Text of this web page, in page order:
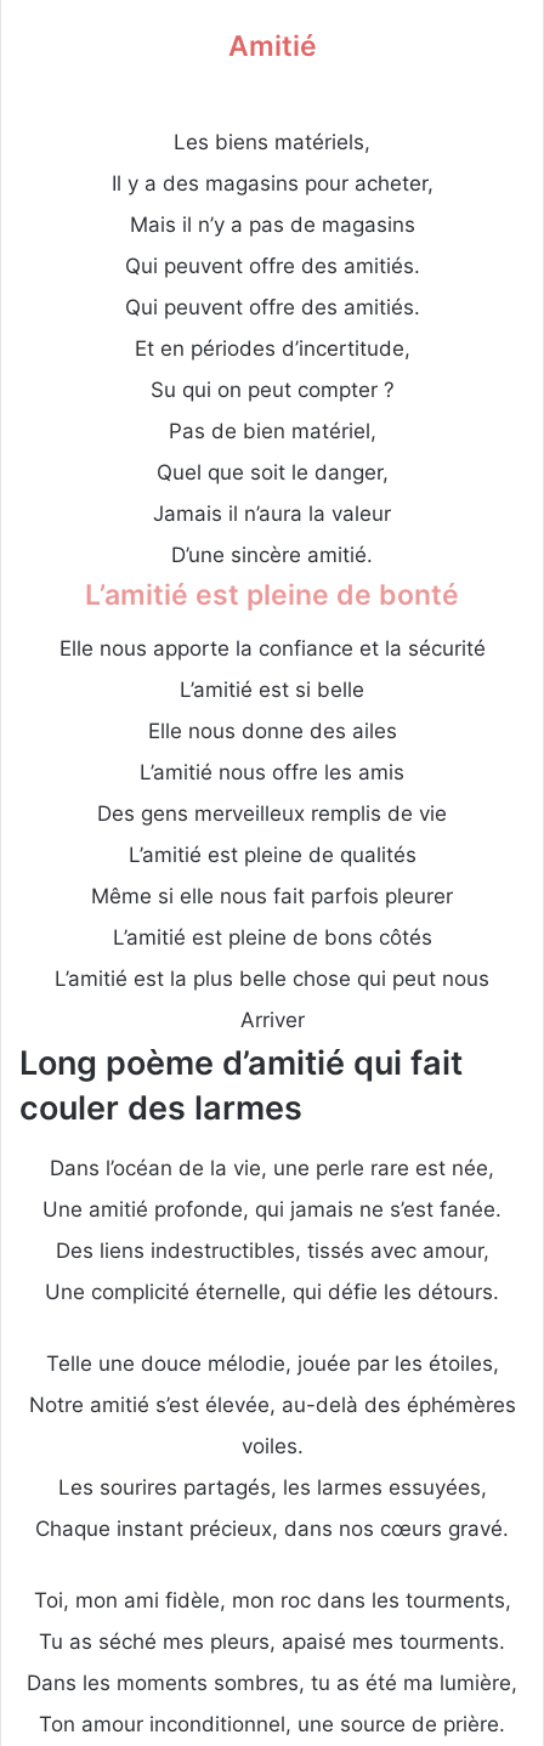
Amitié
Les biens matériels,
Il y a des magasins pour acheter,
Mais il n’y a pas de magasins
Qui peuvent offre des amitiés.
Qui peuvent offre des amitiés.
Et en périodes d’incertitude,
Su qui on peut compter ?
Pas de bien matériel,
Quel que soit le danger,
Jamais il n’aura la valeur
D’une sincère amitié.
L’amitié est pleine de bonté
Elle nous apporte la confiance et la sécurité
L’amitié est si belle
Elle nous donne des ailes
L’amitié nous offre les amis
Des gens merveilleux remplis de vie
L’amitié est pleine de qualités
Même si elle nous fait parfois pleurer
L’amitié est pleine de bons côtés
L’amitié est la plus belle chose qui peut nous
Arriver
Long poème d’amitié qui fait
couler des larmes
Dans l’océan de la vie, une perle rare est née,
Une amitié profonde, qui jamais ne s’est fanée.
Des liens indestructibles, tissés avec amour,
Une complicité éternelle, qui défie les détours.
Telle une douce mélodie, jouée par les étoiles,
Notre amitié s’est élevée, au-delà des éphémères
voiles.
Les sourires partagés, les larmes essuyées,
Chaque instant précieux, dans nos cœurs gravé.
Toi, mon ami fidèle, mon roc dans les tourments,
Tu as séché mes pleurs, apaisé mes tourments.
Dans les moments sombres, tu as été ma lumière,
Ton amour inconditionnel, une source de prière.